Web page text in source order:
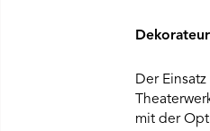
Der
mit der